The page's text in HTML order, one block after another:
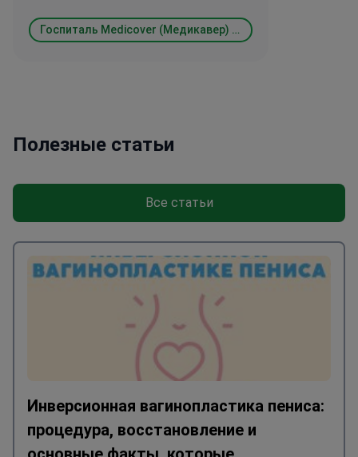
Госпиталь Medicover (Медикавер) Будапешт
Полезные статьи
Все статьи
Инверсионная вагинопластика пениса:
процедура, восстановление и